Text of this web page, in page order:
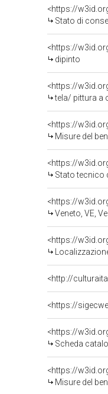
<https://
Stato di
<https://
dipinto
<https://
tela/ pittura a
<https://
Misure del
<https://
Stato tecnico
<https://
Veneto, VE,
<https://
<http://
<https://
Scheda
<https://
Misure del